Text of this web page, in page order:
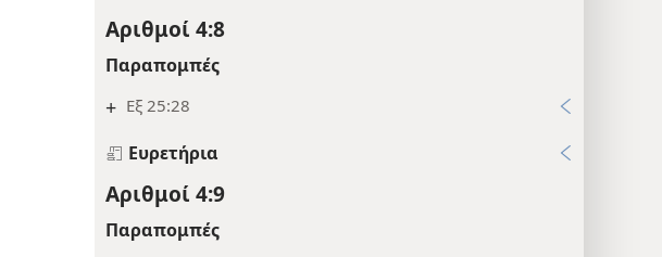
Αριθμοί 4:8
Παραπομπές
+ Εξ 25:28
Ευρετήρια
Αριθμοί 4:9
Παραπομπές